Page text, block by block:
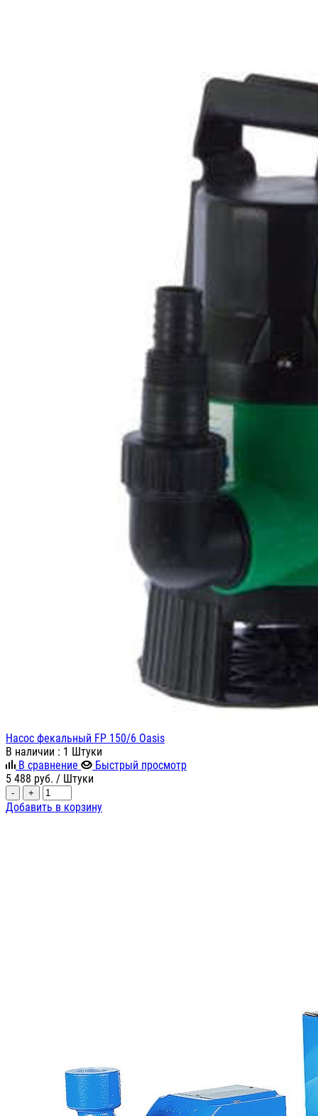
Насос фекальный FP 150/6 Oasis
В наличии : 1 Штуки
В сравнение
Быстрый просмотр
5 488 руб. / Штуки
- +
Добавить в корзину